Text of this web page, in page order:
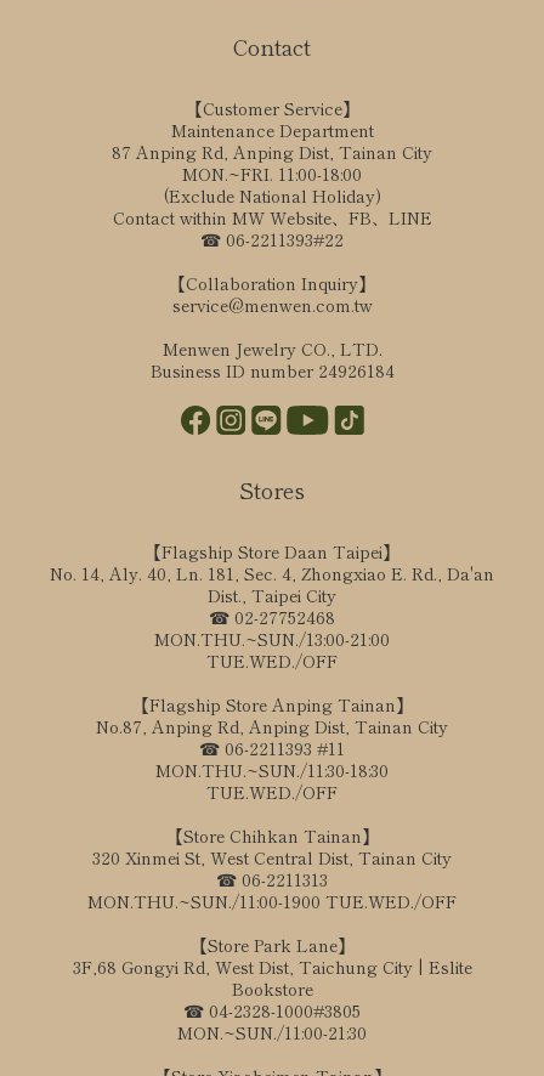
Contact
【Customer Service】
Maintenance Department
87 Anping Rd, Anping Dist, Tainan City
MON.~FRI. 11:00-18:00
(Exclude National Holiday)
Contact within MW Website、FB、LINE
☎ 06-2211393#22
【Collaboration Inquiry】
service@menwen.com.tw
Menwen Jewelry CO., LTD.
Business ID number 24926184
Stores
【Flagship Store Daan Taipei】
No. 14, Aly. 40, Ln. 181, Sec. 4, Zhongxiao E. Rd., Da'an
Dist., Taipei City
☎ 02-27752468
MON.THU.~SUN./13:00-21:00
TUE.WED./OFF
【Flagship Store Anping Tainan】
No.87, Anping Rd, Anping Dist, Tainan City
☎ 06-2211393 #11
MON.THU.~SUN./11:30-18:30
TUE.WED./OFF
【Store Chihkan Tainan】
320 Xinmei St, West Central Dist, Tainan City
☎ 06-2211313
MON.THU.~SUN./11:00-1900 TUE.WED./OFF
【Store Park Lane】
3F,68 Gongyi Rd, West Dist, Taichung City | Eslite
Bookstore
☎ 04-2328-1000#3805
MON.~SUN./11:00-21:30